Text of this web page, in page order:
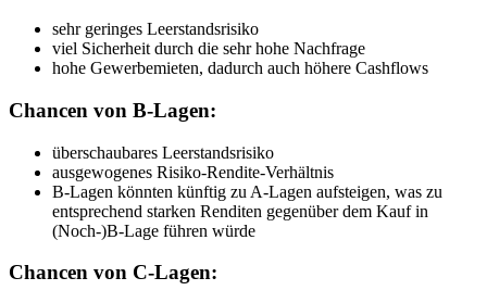
sehr geringes Leerstandsrisiko
viel Sicherheit durch die sehr hohe Nachfrage
hohe Gewerbemieten, dadurch auch höhere Cashflows
Chancen von B-Lagen:
überschaubares Leerstandsrisiko
ausgewogenes Risiko-Rendite-Verhältnis
B-Lagen könnten künftig zu A-Lagen aufsteigen, was zu
entsprechend starken Renditen gegenüber dem Kauf in
(Noch-)B-Lage führen würde
Chancen von C-Lagen: